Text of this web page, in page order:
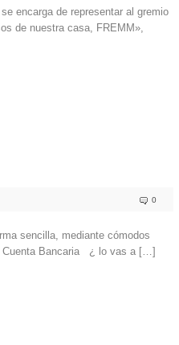
encarga de representar al gremio
de nuestra casa, FREMM»,
0
sencilla, mediante cómodos
Cuenta Bancaria ¿ lo vas a […]